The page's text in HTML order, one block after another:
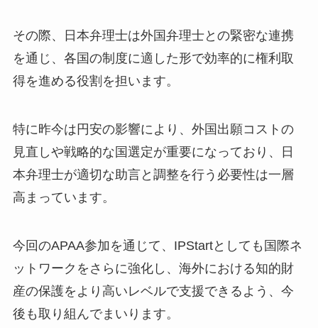
その際、日本弁理士は外国弁理士との緊密な連携
を通じ、各国の制度に適した形で効率的に権利取
得を進める役割を担います。
特に昨今は円安の影響により、外国出願コストの
見直しや戦略的な国選定が重要になっており、日
本弁理士が適切な助言と調整を行う必要性は一層
高まっています。
今回のAPAA参加を通じて、IPStartとしても国際ネ
ットワークをさらに強化し、海外における知的財
産の保護をより高いレベルで支援できるよう、今
後も取り組んでまいります。